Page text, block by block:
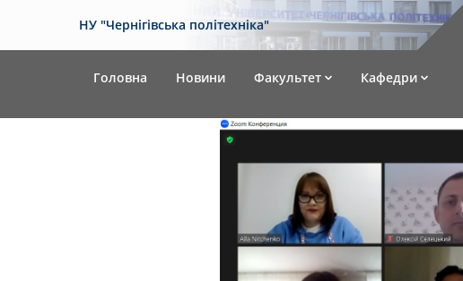
НУ "Чернігівська політехніка"
Головна Новини Факультет Кафедри